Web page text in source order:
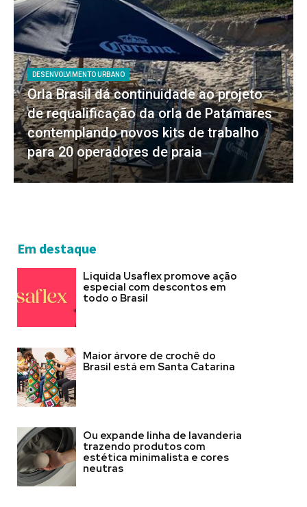
DESENVOLVIMENTO URBANO
Orla Brasil dá continuidade ao projeto
de requalificação da orla de Patamares
contemplando novos kits de trabalho
para 20 operadores de praia
Em destaque
Liquida Usaflex promove ação
especial com descontos em
todo o Brasil
Maior árvore de crochê do
Brasil está em Santa Catarina
Ou expande linha de lavanderia
trazendo produtos com
estética minimalista e cores
neutras